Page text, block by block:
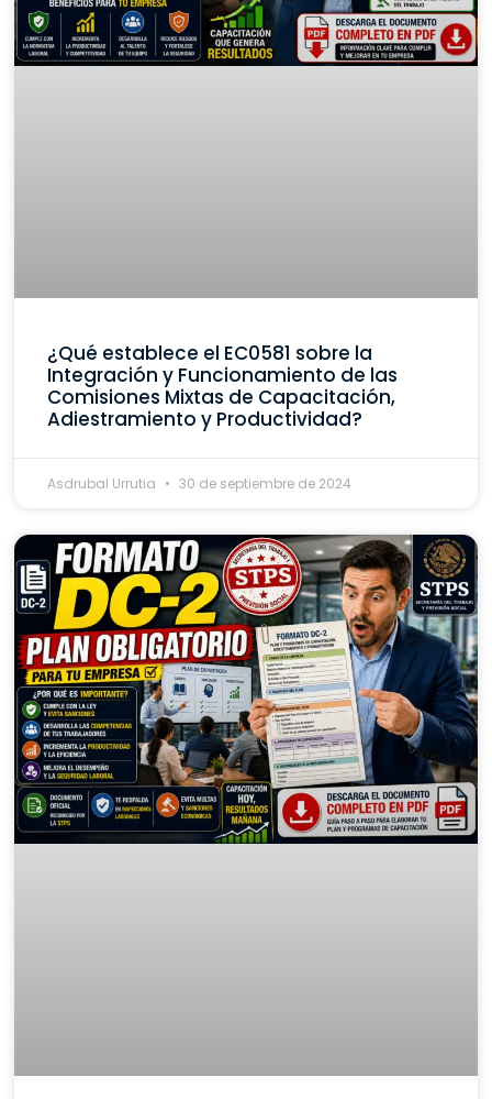
¿Qué establece el EC0581 sobre la
Integración y Funcionamiento de las
Comisiones Mixtas de Capacitación,
Adiestramiento y Productividad?
Asdrubal Urrutia 30 de septiembre de 2024